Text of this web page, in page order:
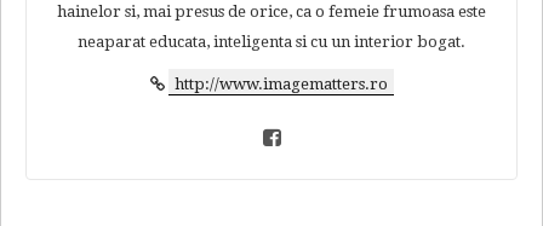
hainelor si, mai presus de orice, ca o femeie frumoasa este
neaparat educata, inteligenta si cu un interior bogat.
http://www.imagematters.ro